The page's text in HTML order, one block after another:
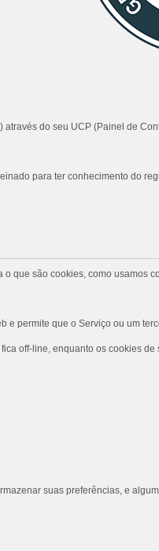
do seu UCP (Painel de
para ter conhecimento do
que são cookies, como usamos
permite que o Serviço ou um
off-line, enquanto os cookies
suas preferências, e